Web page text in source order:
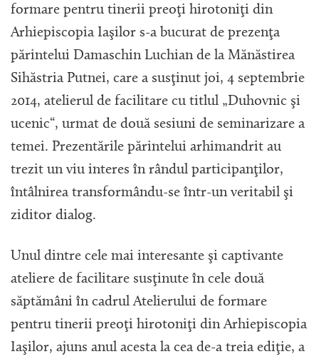
formare pentru tinerii preoţi hirotoniţi din
Arhiepiscopia Iaşilor s-a bucurat de prezenţa
părintelui Damaschin Luchian de la Mănăstirea
Sihăstria Putnei, care a susţinut joi, 4 septembrie
2014, atelierul de facilitare cu titlul „Duhovnic şi
ucenic“, urmat de două sesiuni de seminarizare a
temei. Prezentările părintelui arhimandrit au
trezit un viu interes în rândul participanţilor,
întâlnirea transformându-se într-un veritabil şi
ziditor dialog.
Unul dintre cele mai interesante şi captivante
ateliere de facilitare susţinute în cele două
săptămâni în cadrul Atelierului de formare
pentru tinerii preoţi hirotoniţi din Arhiepiscopia
Iaşilor, ajuns anul acesta la cea de-a treia ediţie, a